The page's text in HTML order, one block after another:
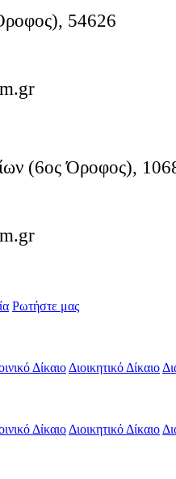
54626
(6ος Όροφος),
Ρωτήστε μας
Δίκαιο Διοικητικό Δίκαιο
Δίκαιο Διοικητικό Δίκαιο